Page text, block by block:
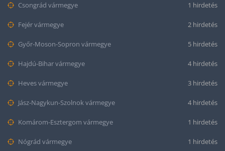
Csongrád vármegye 1 hirdetés
Fejér vármegye 2 hirdetés
Győr-Moson-Sopron vármegye 5 hirdetés
Hajdú-Bihar vármegye 4 hirdetés
Heves vármegye 3 hirdetés
Jász-Nagykun-Szolnok vármegye 4 hirdetés
Komárom-Esztergom vármegye 1 hirdetés
Nógrád vármegye 1 hirdetés